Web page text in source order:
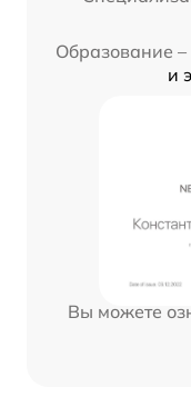
Образование –
и
Вы можете